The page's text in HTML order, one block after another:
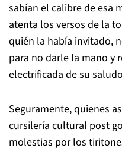
sabían el calibre de esa
atenta los versos de la
quién la había invitado,
para no darle la mano y
electrificada de su
Seguramente, quienes
cursilería cultural post
molestias por los